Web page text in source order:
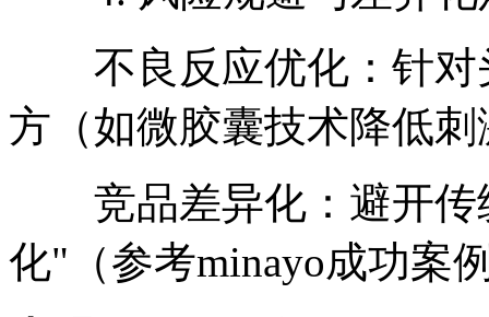
不良反应优化：针对
方（如微胶囊技术降低刺
竞品差异化：避开传
化"（参考minayo成功案